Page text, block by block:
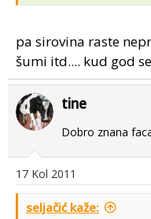
pa sirovina raste
šumi itd.... kud god
tine
Dobro znana
17 Kol 2011
seljačić kaže: